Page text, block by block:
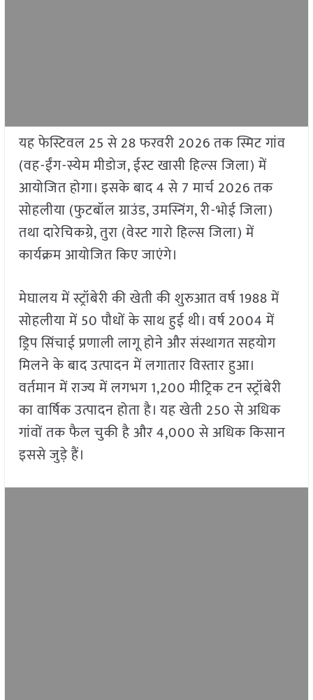
यह फेस्टिवल 25 से 28 फरवरी 2026 तक स्मिट गांव
(वह-ईंग-स्येम मीडोज, ईस्ट खासी हिल्स जिला) में
आयोजित होगा। इसके बाद 4 से 7 मार्च 2026 तक
सोहलीया (फुटबॉल ग्राउंड, उमस्निंग, री-भोई जिला)
तथा दारेचिकग्रे, तुरा (वेस्ट गारो हिल्स जिला) में
कार्यक्रम आयोजित किए जाएंगे।
मेघालय में स्ट्रॉबेरी की खेती की शुरुआत वर्ष 1988 में
सोहलीया में 50 पौधों के साथ हुई थी। वर्ष 2004 में
ड्रिप सिंचाई प्रणाली लागू होने और संस्थागत सहयोग
मिलने के बाद उत्पादन में लगातार विस्तार हुआ।
वर्तमान में राज्य में लगभग 1,200 मीट्रिक टन स्ट्रॉबेरी
का वार्षिक उत्पादन होता है। यह खेती 250 से अधिक
गांवों तक फैल चुकी है और 4,000 से अधिक किसान
इससे जुड़े हैं।